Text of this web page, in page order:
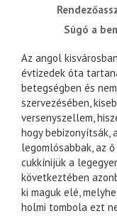
súgó a
Az angol
évtizedek óta
betegségben és
szervezésében,
versenyszellem,
hogy bebizonyítsák,
legomlósabbak, az
cukkínijük a
következtében
ki maguk elé,
holmi tombola ezt